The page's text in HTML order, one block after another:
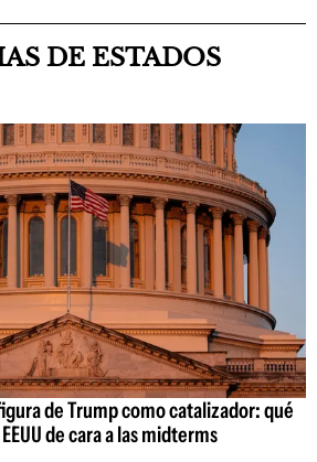
DE ESTADOS
de Trump como catalizador: qué
de cara a las midterms